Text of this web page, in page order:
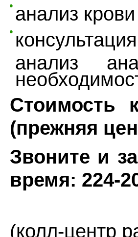
анализ
анализ
Стоимость
(прежняя
Звоните и
время: 224-
(колл-центр